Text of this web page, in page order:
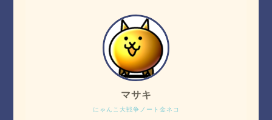
にゃんこ大戦争ノート金ネコ
マサキ